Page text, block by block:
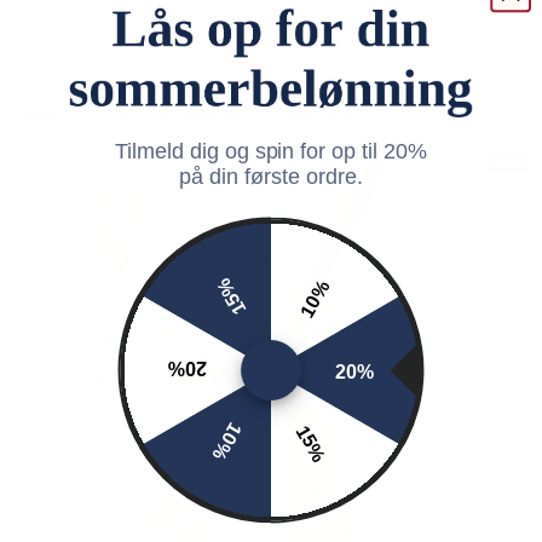
Spotlight: Trending Products
Tilmeld dig og spin for op til 20%
på din første ordre.
10%
20%
15%
10%
20%
15%